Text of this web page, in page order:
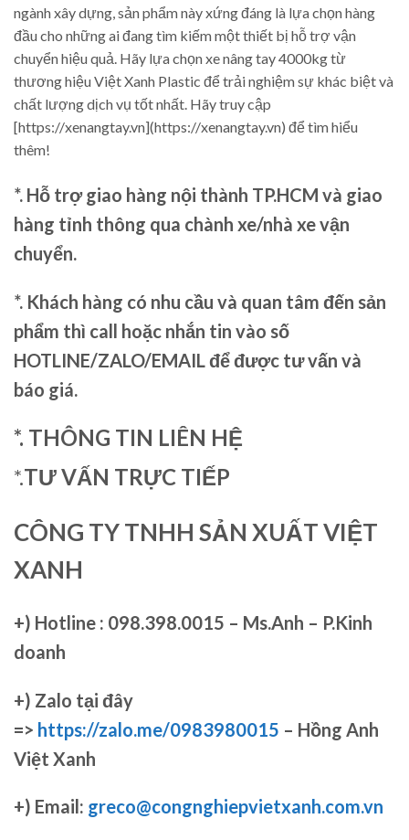
ngành xây dựng, sản phẩm này xứng đáng là lựa chọn hàng
đầu cho những ai đang tìm kiếm một thiết bị hỗ trợ vận
chuyển hiệu quả. Hãy lựa chọn xe nâng tay 4000kg từ
thương hiệu Việt Xanh Plastic để trải nghiệm sự khác biệt và
chất lượng dịch vụ tốt nhất. Hãy truy cập
[https://xenangtay.vn](https://xenangtay.vn) để tìm hiểu
thêm!
*. Hỗ trợ giao hàng nội thành TP.HCM và giao
hàng tỉnh thông qua chành xe/nhà xe vận
chuyển.
*. Khách hàng có nhu cầu và quan tâm đến sản
phẩm thì call hoặc nhắn tin vào số
HOTLINE/ZALO/EMAIL để được tư vấn và
báo giá.
*. THÔNG TIN LIÊN HỆ
*.TƯ VẤN TRỰC TIẾP
CÔNG TY TNHH SẢN XUẤT VIỆT
XANH
+) Hotline : 098.398.0015 – Ms.Anh – P.Kinh
doanh
+) Zalo tại đây
=> https://zalo.me/0983980015 – Hồng Anh
Việt Xanh
+) Email: greco@congnghiepvietxanh.com.vn